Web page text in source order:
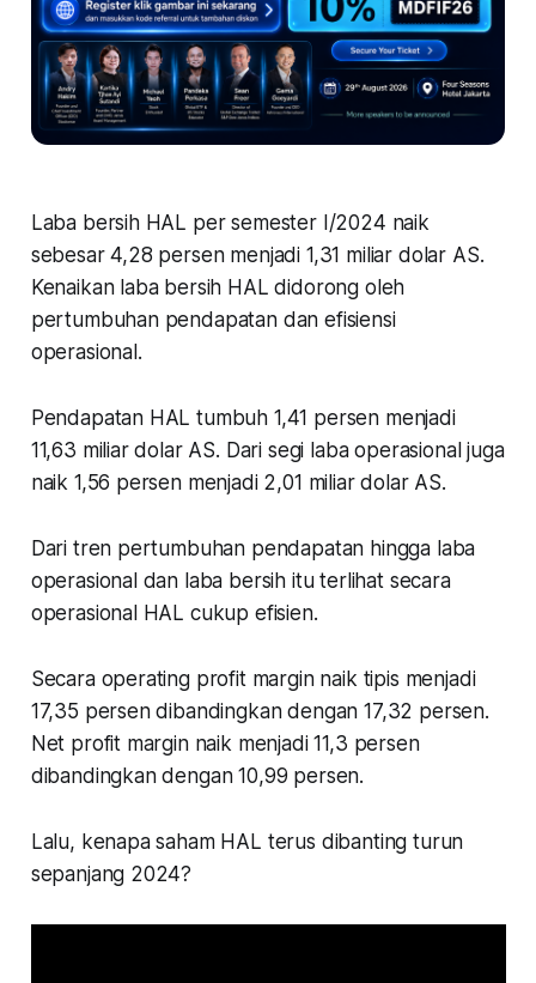
Laba bersih HAL per semester I/2024 naik
sebesar 4,28 persen menjadi 1,31 miliar dolar AS.
Kenaikan laba bersih HAL didorong oleh
pertumbuhan pendapatan dan efisiensi
operasional.
Pendapatan HAL tumbuh 1,41 persen menjadi
11,63 miliar dolar AS. Dari segi laba operasional juga
naik 1,56 persen menjadi 2,01 miliar dolar AS.
Dari tren pertumbuhan pendapatan hingga laba
operasional dan laba bersih itu terlihat secara
operasional HAL cukup efisien.
Secara operating profit margin naik tipis menjadi
17,35 persen dibandingkan dengan 17,32 persen.
Net profit margin naik menjadi 11,3 persen
dibandingkan dengan 10,99 persen.
Lalu, kenapa saham HAL terus dibanting turun
sepanjang 2024?